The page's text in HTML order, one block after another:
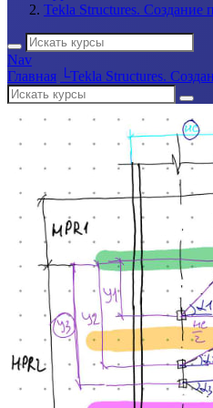
Tekla Structures. Создание
Nav
Главная └Tekla Structures.